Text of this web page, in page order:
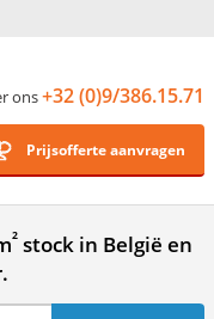
ons+32 (0)9/386.15.71
Prijsofferte aanvragen
² stock in België en